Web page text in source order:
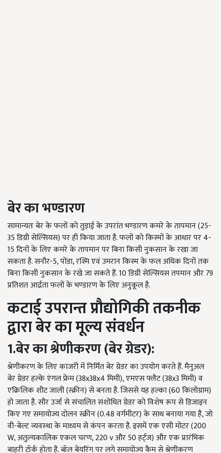
बेर का भण्डारण
सामान्यतः बेर के फलों को तुड़ाई के उपरांत भण्डारण कमरे के तापमान (25-
35डिग्री सेल्सियस) पर ही किया जाता है. फलों को किस्मों के आधार पर4-
15दिनों के लिए कमरे के तापमान पर बिना किसी नुकसान के रखा जा
सकता है. सनौर-5,पोंडा,रश्मि एवं उमरान किस्म के फल अधिक दिनों तक
बिना किसी नुकसान के रखे जा सकते हैं.10डिग्री सेल्सियस तपमान और79
प्रतिशत आर्द्रता फलों के भण्डारण के लिए अनुकूल है.
कटाई उपरान्त प्रौद्योगिकी तकनीक
द्वारा बेर का मूल्य संवर्धन
1.बेर का श्रेणीकरण(बेर ग्रेडर):
श्रेणीकरण के लिए काजरी में निर्मित बेर ग्रेडर का उपयोग करते हैं. मैनुअल
बेर ग्रेडर हल्के एंगल फ्रेम (38x38x4मिमी),एमएस फ्लैट (38x3मिमी) व
एक्रिलिक शीट जाली (स्क्रीन) से बनता है. जिससे यह हल्का (60किलोग्राम)
हो जाता है. सौर उर्जा से संचालित संशोधित ग्रेडर को विशेष रूप से डिजाइन
किए गए समायोज्य दोलन स्क्रीन (0.48वर्गमीटर) के साथ बनाया गया है,जो
वी-बेल्ट व्यवस्था के माध्यम से कंपन करता है. इसमें एक एसी मोटर (200
W, अतुल्यकालिक एकल चरण, 220v और50हर्ट्ज) और एक प्रारंभिक
बाहरी टॉर्क होता है. बॉल बेयरिंग पर लगे समायोज्य कैम से श्रेणीकरण